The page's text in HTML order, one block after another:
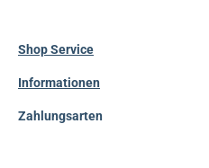
Shop Service
Informationen
Zahlungsarten